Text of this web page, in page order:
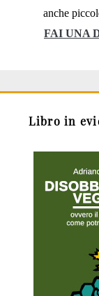
anche
FAI UNA
Libro in